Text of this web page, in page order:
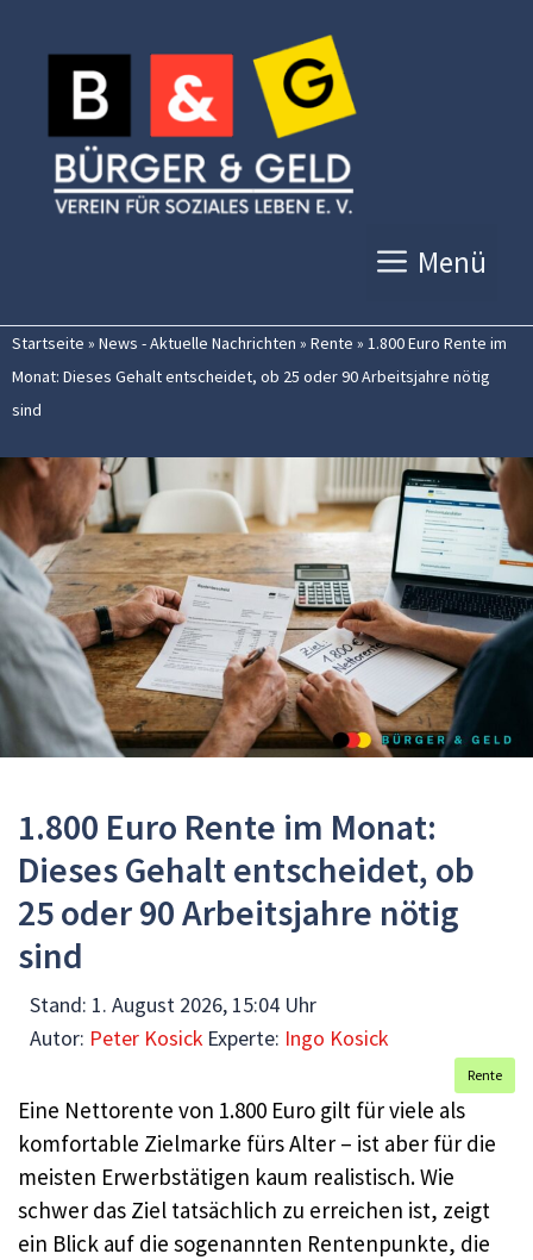
Inhalt
springen
Menü
Startseite » News - Aktuelle Nachrichten » Rente » 1.800 Euro Rente im
Monat: Dieses Gehalt entscheidet, ob 25 oder 90 Arbeitsjahre nötig
sind
1.800 Euro Rente im Monat:
Dieses Gehalt entscheidet, ob
25 oder 90 Arbeitsjahre nötig
sind
Stand: 1. August 2026, 15:04 Uhr
Autor: Peter Kosick Experte: Ingo Kosick
Rente
Eine Nettorente von 1.800 Euro gilt für viele als
komfortable Zielmarke fürs Alter – ist aber für die
meisten Erwerbstätigen kaum realistisch. Wie
schwer das Ziel tatsächlich zu erreichen ist, zeigt
ein Blick auf die sogenannten Rentenpunkte, die